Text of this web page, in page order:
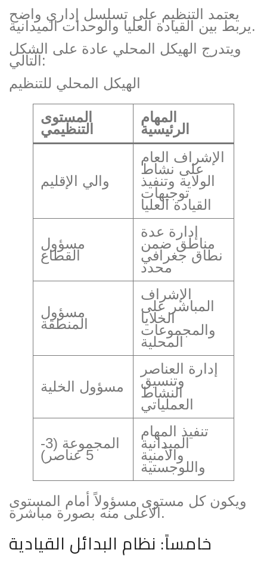
يعتمد التنظيم على تسلسل إداري واضح
يربط بين القيادة العليا والوحدات الميدانية.
ويتدرج الهيكل المحلي عادة على الشكل
التالي:
الهيكل المحلي للتنظيم
المستوى
التنظيمي
المهام
الرئيسية
والي الإقليم
الإشراف العام
على نشاط
الولاية وتنفيذ
توجيهات
القيادة العليا
مسؤول
القطاع
إدارة عدة
مناطق ضمن
نطاق جغرافي
محدد
مسؤول
المنطقة
الإشراف
المباشر على
الخلايا
والمجموعات
المحلية
مسؤول الخلية
إدارة العناصر
وتنسيق
النشاط
العملياتي
المجموعة (3-
5 عناصر)
تنفيذ المهام
الميدانية
والأمنية
واللوجستية
ويكون كل مستوى مسؤولاً أمام المستوى
الأعلى منه بصورة مباشرة.
خامساً: نظام البدائل القيادية